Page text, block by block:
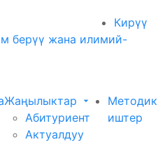
Кирүү
берүү жана илимий-
Жаңылыктар
Абитуриент
Актуалдуу
иштер